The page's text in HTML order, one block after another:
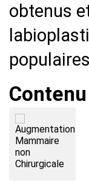
obtenus